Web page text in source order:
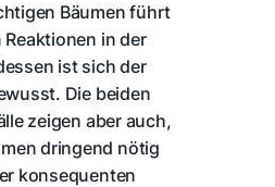
Bäumen führt
in der
ist sich der
Die beiden
zeigen aber auch,
dringend nötig
konsequenten